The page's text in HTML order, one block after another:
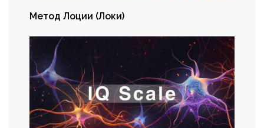
Метод Лоции (Локи)